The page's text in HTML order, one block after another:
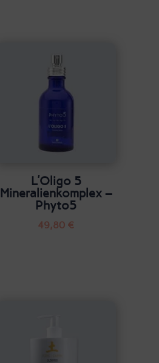
L’Oligo 5
Mineralienkomplex –
Phyto5
49,80 €